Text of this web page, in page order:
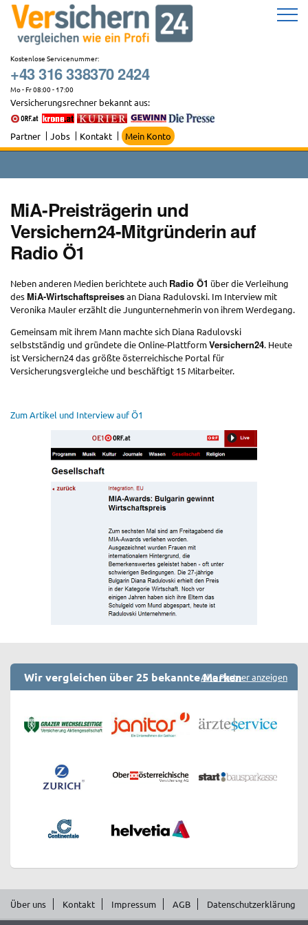
Zum
Inhalt
springen
Kostenlose Servicenummer:
+43 316 338370 2424
Mo - Fr 08:00 - 17:00
Versicherungsrechner bekannt aus:
Partner Jobs Kontakt Mein Konto
MiA-Preisträgerin und
Versichern24-Mitgründerin auf
Radio Ö1
Neben anderen Medien berichtete auch Radio Ö1 über die Verleihung
desMiA-Wirtschaftspreisesan Diana Radulovski. Im Interview mit
Veronika Mauler erzählt die Jungunternehmerin von ihrem Werdegang.
Gemeinsam mit ihrem Mann machte sich Diana Radulovski
selbstständig und gründete die Online-PlattformVersichern24. Heute
ist Versichern24 das größte österreichische Portal für
Versicherungsvergleiche und beschäftigt 15 Mitarbeiter.
Zum Artikel und Interview auf Ö1
Wir vergleichen über 25 bekannte MarkenAlle Partner anzeigen
Über uns Kontakt Impressum AGB Datenschutzerklärung